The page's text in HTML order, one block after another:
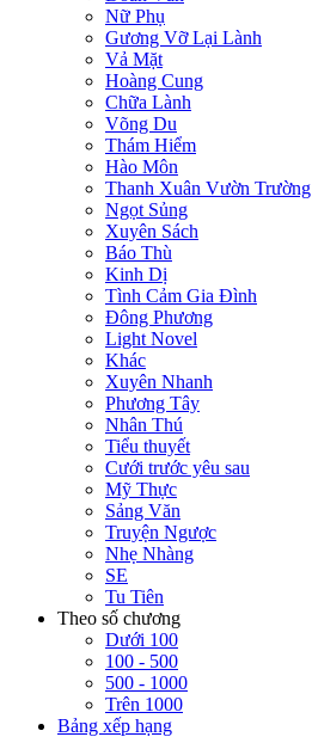
Nữ Phụ
Gương Vỡ Lại Lành
Vả Mặt
Hoàng Cung
Chữa Lành
Võng Du
Thám Hiểm
Hào Môn
Thanh Xuân Vườn Trường
Ngọt Sủng
Xuyên Sách
Báo Thù
Kinh Dị
Tình Cảm Gia Đình
Đông Phương
Light Novel
Khác
Xuyên Nhanh
Phương Tây
Nhân Thú
Tiểu thuyết
Cưới trước yêu sau
Mỹ Thực
Sảng Văn
Truyện Ngược
Nhẹ Nhàng
SE
Tu Tiên
Theo số chương
Dưới 100
100 - 500
500 - 1000
Trên 1000
Bảng xếp hạng